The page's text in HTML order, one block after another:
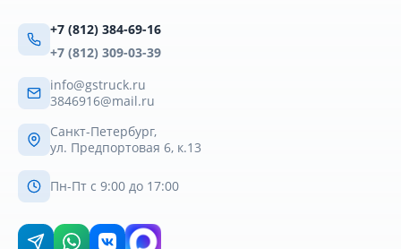
+7 (812) 384-69-16
+7 (812) 309-03-39
info@gstruck.ru
3846916@mail.ru
Санкт-Петербург,
ул. Предпортовая 6, к.13
Пн-Пт с 9:00 до 17:00